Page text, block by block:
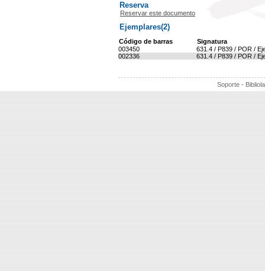
Reserva
Reservar este documento
Ejemplares(2)
Código de barras
Signatura
003450
631.4 / P839 / POR /
002336
631.4 / P839 / POR /
Soporte -